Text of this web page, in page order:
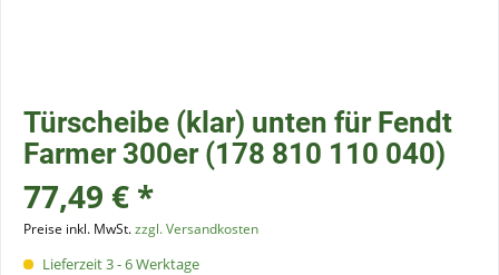
Türscheibe (klar) unten für Fendt
Farmer 300er (178 810 110 040)
77,49 € *
Preise inkl. MwSt.zzgl. Versandkosten
Lieferzeit 3 - 6 Werktage